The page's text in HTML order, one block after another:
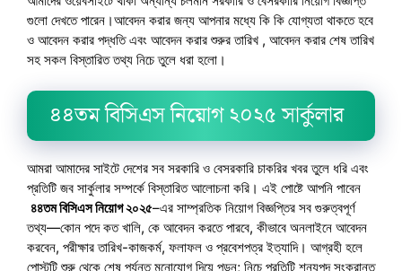
গুলো দেখতে পারেন।আবেদন করার জন্য আপনার মধ্যে কি কি যোগ্যতা থাকতে হবে
ও আবেদন করার পদ্ধতি এবং আবেদন করার শুরুর তারিখ , আবেদন করার শেষ তারিখ
সহ সকল বিস্তারিত তথ্য নিচে তুলে ধরা হলো।
৪৪তম বিসিএস নিয়োগ ২০২৫ সার্কুলার
আমরা আমাদের সাইটে দেশের সব সরকারি ও বেসরকারি চাকরির খবর তুলে ধরি এবং
প্রতিটি জব সার্কুলার সম্পর্কে বিস্তারিত আলোচনা করি। এই পোষ্টে আপনি পাবেন
৪৪তম বিসিএস নিয়োগ ২০২৫–এর সাম্প্রতিক নিয়োগ বিজ্ঞপ্তির সব গুরুত্বপূর্ণ
তথ্য—কোন পদে কত খালি, কে আবেদন করতে পারবে, কীভাবে অনলাইনে আবেদন
করবেন, পরীক্ষার তারিখ-কাজকর্ম, ফলাফল ও প্রবেশপত্র ইত্যাদি। আগ্রহী হলে
পোস্টটি শুরু থেকে শেষ পর্যন্ত মনোযোগ দিয়ে পড়ুন; নিচে প্রতিটি শূন্যপদ সংক্রান্ত